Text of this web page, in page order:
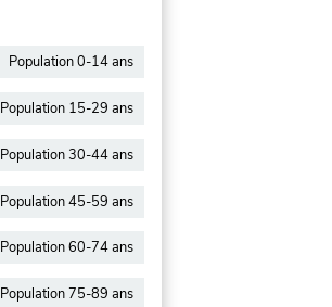
Population 0-14 ans
Population 15-29 ans
Population 30-44 ans
Population 45-59 ans
Population 60-74 ans
Population 75-89 ans